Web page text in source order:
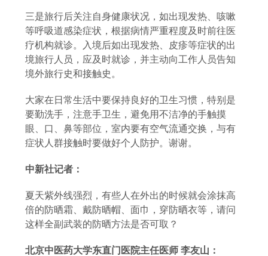
三是旅行后关注自身健康状况，如出现发热、咳嗽
等呼吸道感染症状，根据病情严重程度及时前往医
疗机构就诊。入境后如出现发热、皮疹等症状的出
境旅行人员，应及时就诊，并主动向工作人员告知
境外旅行史和接触史。
大家在日常生活中要保持良好的卫生习惯，特别是
要勤洗手，注意手卫生，避免用不洁净的手触摸
眼、口、鼻等部位，室内要有空气流通交换，与有
症状人群接触时要做好个人防护。谢谢。
中新社记者：
夏天紫外线强烈，有些人在外出的时候就会涂抹高
倍的防晒霜、戴防晒帽、面巾，穿防晒衣等，请问
这样全副武装的防晒方法是否可取？
北京中医药大学东直门医院主任医师 李友山：